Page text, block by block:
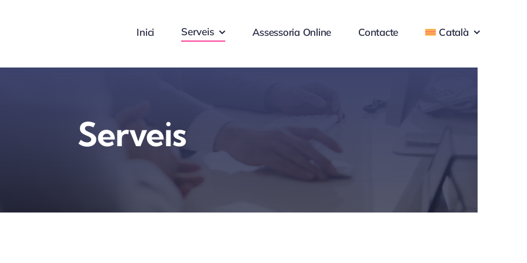
Inici Serveis Assessoria Online Contacte Català
Serveis